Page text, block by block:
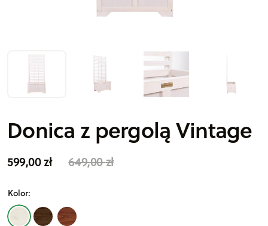
Donica z pergolą Vintage
599,00zł 649,00zł
Kolor:
A
lt
e